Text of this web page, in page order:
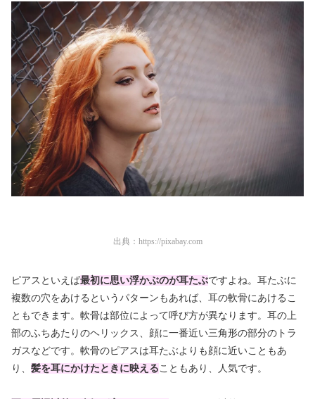
出典： https://pixabay.com
ピアスといえば最初に思い浮かぶのが耳たぶですよね。耳たぶに
複数の穴をあけるというパターンもあれば、耳の軟骨にあけるこ
ともできます。軟骨は部位によって呼び方が異なります。耳の上
部のふちあたりのヘリックス、顔に一番近い三角形の部分のトラ
ガスなどです。軟骨のピアスは耳たぶよりも顔に近いこともあ
り、 髪を耳にかけたときに映えることもあり、人気です。